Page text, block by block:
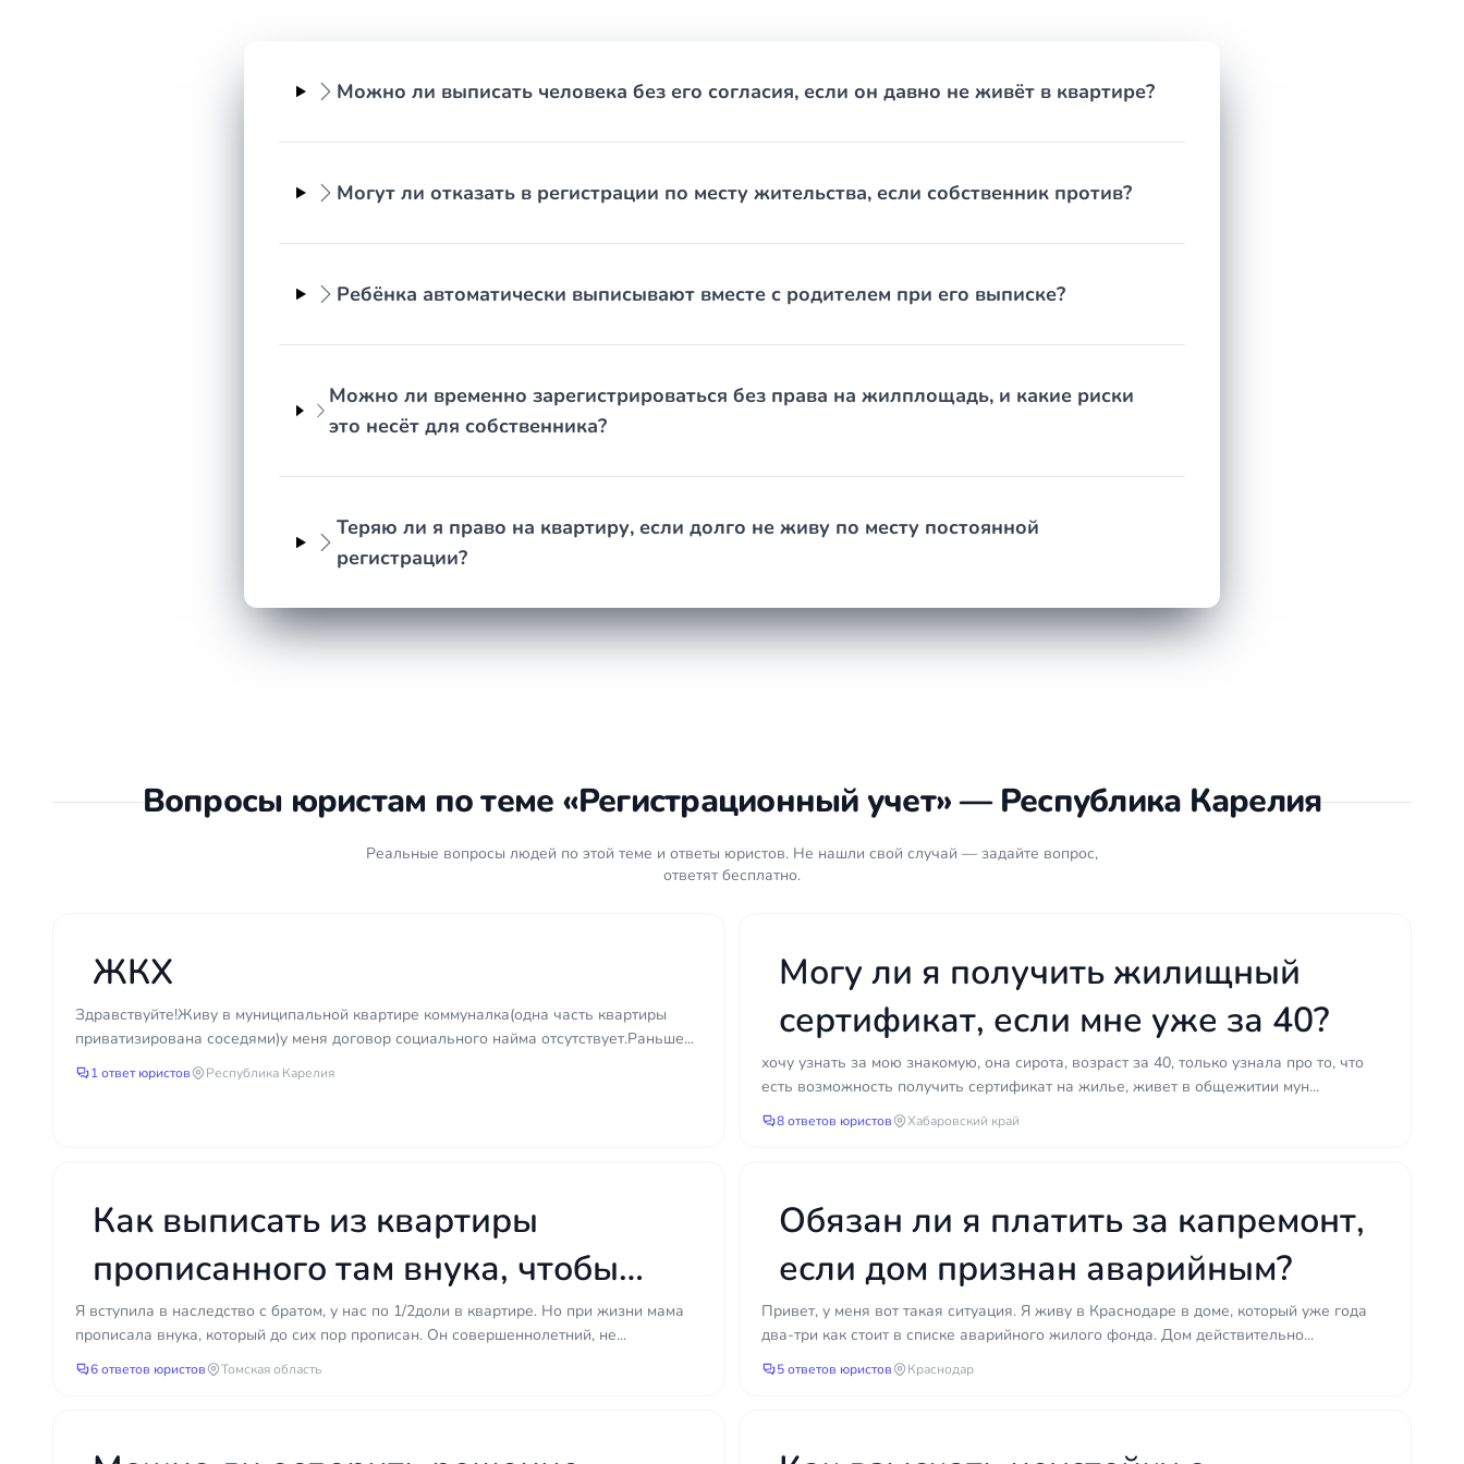
Вопросы регистрационного учёта кажутся техническими, пока не упираешься в реальный отказ или затяжной конфликт с другой стороной. Чем раньше юрист
Можно ли выписать человека без его согласия, если он давно не живёт в квартире?
Могут ли отказать в регистрации по месту жительства, если собственник против?
Ребёнка автоматически выписывают вместе с родителем при его выписке?
Можно ли временно зарегистрироваться без права на жилплощадь, и какие риски
это несёт для собственника?
Теряю ли я право на квартиру, если долго не живу по месту постоянной
регистрации?
Вопросы юристам по теме «Регистрационный учет» — Республика Карелия
Реальные вопросы людей по этой теме и ответы юристов. Не нашли свой случай — задайте вопрос,
ответят бесплатно.
ЖКХ
Здравствуйте!Живу в муниципальной квартире коммуналка(одна часть квартиры
приватизирована соседями)у меня договор социального найма отсутствует.Раньше...
1 ответ юристов Республика Карелия
Могу ли я получить жилищный
сертификат, если мне уже за 40?
хочу узнать за мою знакомую, она сирота, возраст за 40, только узнала про то, что
есть возможность получить сертификат на жилье, живет в общежитии мун...
8 ответов юристов Хабаровский край
Как выписать из квартиры
прописанного там внука, чтобы
продать свою долю?
Я вступила в наследство с братом, у нас по 1/2доли в квартире. Но при жизни мама
прописала внука, который до сих пор прописан. Он совершеннолетний, не...
6 ответов юристов Томская область
Обязан ли я платить за капремонт,
если дом признан аварийным?
Привет, у меня вот такая ситуация. Я живу в Краснодаре в доме, который уже года
два-три как стоит в списке аварийного жилого фонда. Дом действительно...
5 ответов юристов Краснодар